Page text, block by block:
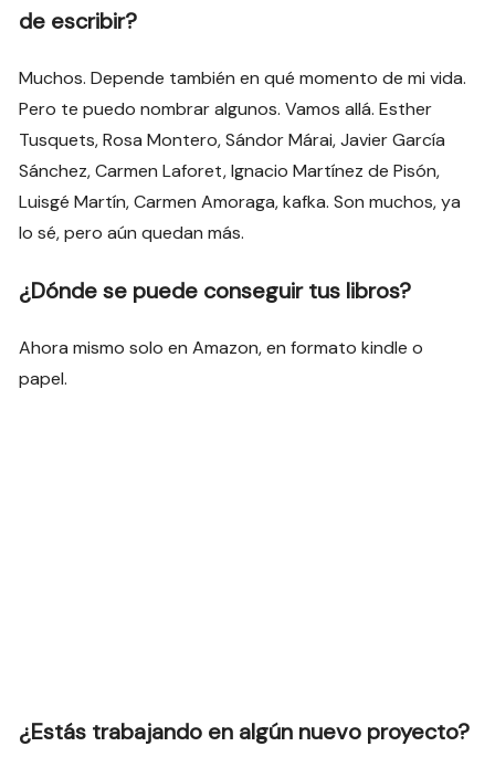
de escribir?
Muchos. Depende también en qué momento de mi vida.
Pero te puedo nombrar algunos. Vamos allá. Esther
Tusquets, Rosa Montero, Sándor Márai, Javier García
Sánchez, Carmen Laforet, Ignacio Martínez de Pisón,
Luisgé Martín, Carmen Amoraga, kafka. Son muchos, ya
lo sé, pero aún quedan más.
¿Dónde se puede conseguir tus libros?
Ahora mismo solo en Amazon, en formato kindle o
papel.
¿Estás trabajando en algún nuevo proyecto?